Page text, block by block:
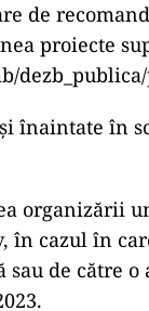
de
proiecte
înaintate în
organizării
cazul în
de către